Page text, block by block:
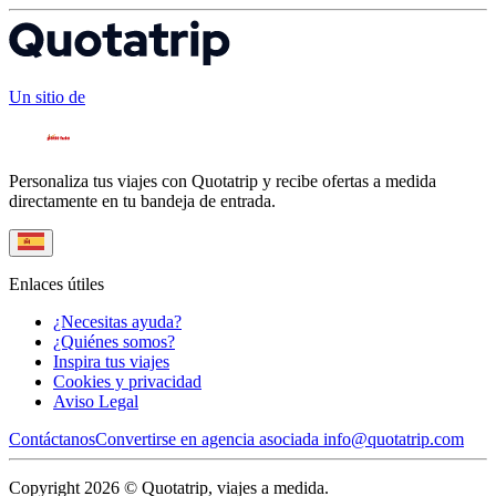
Un sitio de
Personaliza tus viajes con Quotatrip y recibe ofertas a medida
directamente en tu bandeja de entrada.
Enlaces útiles
¿Necesitas ayuda?
¿Quiénes somos?
Inspira tus viajes
Cookies y privacidad
Aviso Legal
ContáctanosConvertirse en agencia asociada info@quotatrip.com
Copyright 2026 © Quotatrip, viajes a medida.